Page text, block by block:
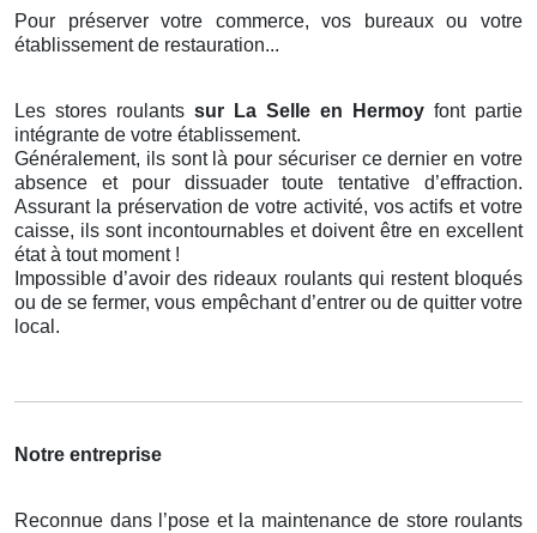
Pour préserver votre commerce, vos bureaux ou votre
établissement de restauration...
Les stores roulants sur La Selle en Hermoy font partie
intégrante de votre établissement.
Généralement, ils sont là pour sécuriser ce dernier en votre
absence et pour dissuader toute tentative d’effraction.
Assurant la préservation de votre activité, vos actifs et votre
caisse, ils sont incontournables et doivent être en excellent
état à tout moment !
Impossible d’avoir des rideaux roulants qui restent bloqués
ou de se fermer, vous empêchant d’entrer ou de quitter votre
local.
Notre entreprise
Reconnue dans l’pose et la maintenance de store roulants